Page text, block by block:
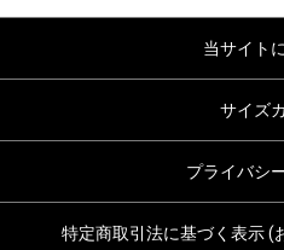
当サイト
サイズ
プライバシ
特定商取引法に基づく表示